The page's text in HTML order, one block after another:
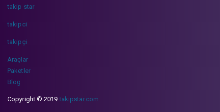
takip star
takipci
takipçi
Araçlar
Paketler
Blog
Copyright © 2019takipstar.com